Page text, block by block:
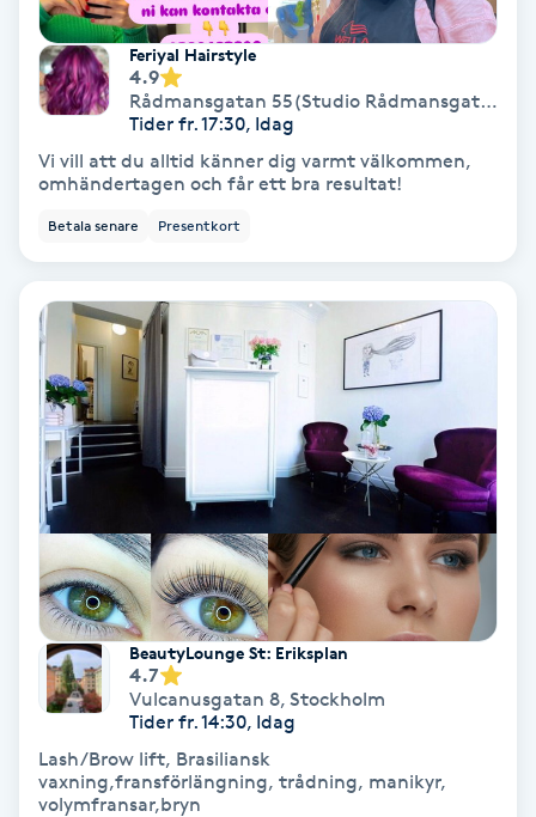
Hälsa
Hälsprickor
Idrottsmassage
IPL hårborttagning
IR-massage
Japansk massage
K18
Katun fransar
Kemisk peeling
Keratinbehandling
Feriyal Hairstyle
4.9
Rådmansgatan 55(Studio Rådmansgatan 55)
Tider fr. 17:30, Idag
Vi vill att du alltid känner dig varmt välkommen,
omhändertagen och får ett bra resultat!
Betala senare Presentkort
BeautyLounge St: Eriksplan
4.7
Vulcanusgatan 8, Stockholm
Tider fr. 14:30, Idag
Lash/Brow lift, Brasiliansk
vaxning,fransförlängning, trådning, manikyr,
volymfransar,bryn